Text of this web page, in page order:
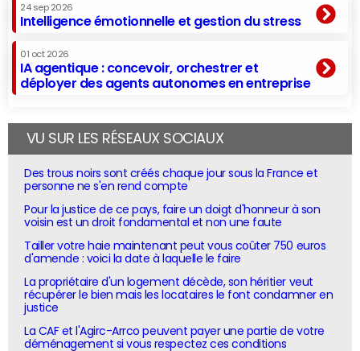
24 sep 2026
Intelligence émotionnelle et gestion du stress
01 oct 2026
IA agentique : concevoir, orchestrer et
déployer des agents autonomes en entreprise
VU SUR LES RÉSEAUX SOCIAUX
Des trous noirs sont créés chaque jour sous la France et
personne ne s'en rend compte
Pour la justice de ce pays, faire un doigt d'honneur à son
voisin est un droit fondamental et non une faute
Tailler votre haie maintenant peut vous coûter 750 euros
d'amende : voici la date à laquelle le faire
La propriétaire d'un logement décède, son héritier veut
récupérer le bien mais les locataires le font condamner en
justice
La CAF et l'Agirc-Arrco peuvent payer une partie de votre
déménagement si vous respectez ces conditions